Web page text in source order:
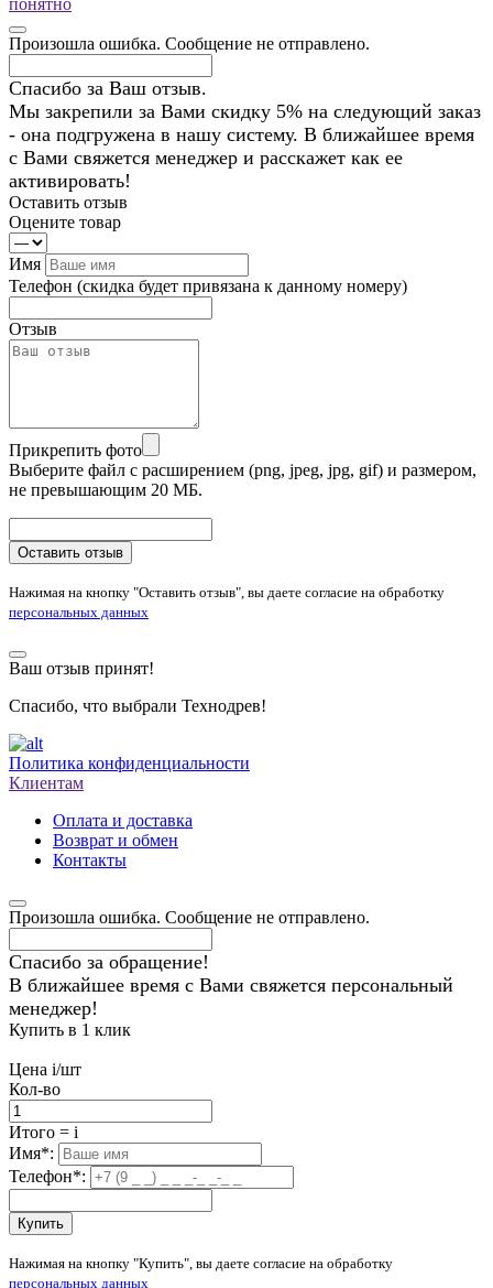
Произошла ошибка. Сообщение не отправлено.
Спасибо за Ваш отзыв.
Мы закрепили за Вами скидку 5% на следующий заказ
- она подгружена в нашу систему. В ближайшее время
с Вами свяжется менеджер и расскажет как ее
активировать!
Оставить отзыв
Оцените товар
Имя
Телефон (скидка будет привязана к данному номеру)
Отзыв
Прикрепить фото
Выберите файл с расширением (png, jpeg, jpg, gif) и размером,
не превышающим 20 МБ.
Оставить отзыв
Нажимая на кнопку "Оставить отзыв", вы даете согласие на обработку
персональных данных
Ваш отзыв принят!
Спасибо, что выбрали Технодрев!
Политика конфиденциальности
Клиентам
Оплата и доставка
Возврат и обмен
Контакты
Произошла ошибка. Сообщение не отправлено.
Спасибо за обращение!
В ближайшее время с Вами свяжется персональный
менеджер!
Купить в 1 клик
Цена i/шт
Кол-во
Итого = i
Имя*:
Телефон*:
Купить
Нажимая на кнопку "Купить", вы даете согласие на обработку
персональных данных